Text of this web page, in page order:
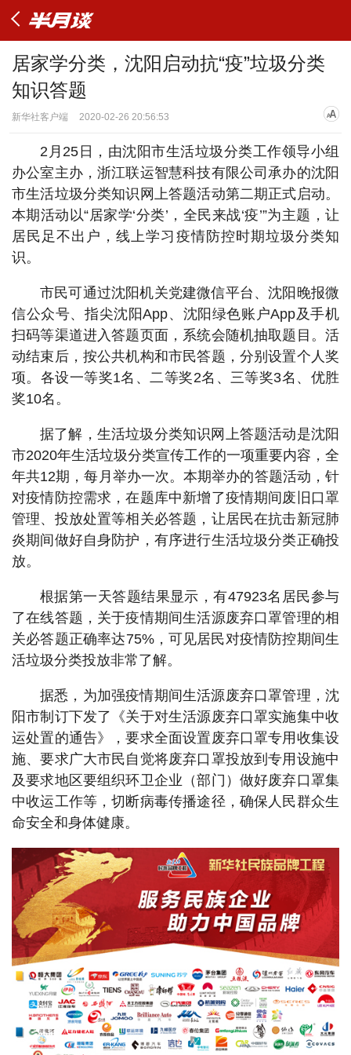
居家学分类，沈阳启动抗“疫”垃圾分类
知识答题
新华社客户端 2020-02-26 20:56:53
2月25日，由沈阳市生活垃圾分类工作领导小组
办公室主办，浙江联运智慧科技有限公司承办的沈阳
市生活垃圾分类知识网上答题活动第二期正式启动。
本期活动以“居家学‘分类’，全民来战‘疫’”为主题，让
居民足不出户，线上学习疫情防控时期垃圾分类知
识。
市民可通过沈阳机关党建微信平台、沈阳晚报微
信公众号、指尖沈阳App、沈阳绿色账户App及手机
扫码等渠道进入答题页面，系统会随机抽取题目。活
动结束后，按公共机构和市民答题，分别设置个人奖
项。各设一等奖1名、二等奖2名、三等奖3名、优胜
奖10名。
据了解，生活垃圾分类知识网上答题活动是沈阳
市2020年生活垃圾分类宣传工作的一项重要内容，全
年共12期，每月举办一次。本期举办的答题活动，针
对疫情防控需求，在题库中新增了疫情期间废旧口罩
管理、投放处置等相关必答题，让居民在抗击新冠肺
炎期间做好自身防护，有序进行生活垃圾分类正确投
放。
根据第一天答题结果显示，有47923名居民参与
了在线答题，关于疫情期间生活源废弃口罩管理的相
关必答题正确率达75%，可见居民对疫情防控期间生
活垃圾分类投放非常了解。
据悉，为加强疫情期间生活源废弃口罩管理，沈
阳市制订下发了《关于对生活源废弃口罩实施集中收
运处置的通告》，要求全面设置废弃口罩专用收集设
施、要求广大市民自觉将废弃口罩投放到专用设施中
及要求地区要组织环卫企业（部门）做好废弃口罩集
中收运工作等，切断病毒传播途径，确保人民群众生
命安全和身体健康。